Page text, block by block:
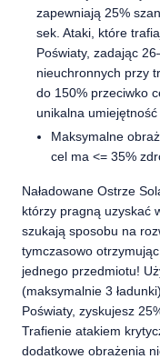
zapewniają 25%
sek. Ataki, które
Poświaty, zadając
nieuchronnych przy
do 150% przeciwko
unikalna
Maksymalne
cel ma <= 35%
Naładowane Ostrze
którzy pragną uzyskać
szukają sposobu na
tymczasowo
jednego przedmiotu!
(maksymalnie 3
Poświaty, zyskujesz
Trafienie atakiem
dodatkowe obrażenia